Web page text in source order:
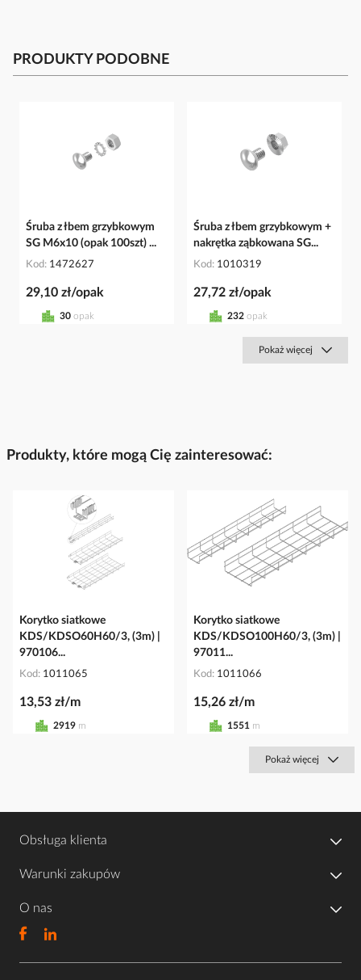
PRODUKTY PODOBNE
Śruba z łbem grzybkowym
SG M6x10 (opak 100szt) ...
Kod 1472627
29,10 zł/opak
30 opak
Śruba z łbem grzybkowym +
nakrętka ząbkowana SG...
Kod 1010319
27,72 zł/opak
232 opak
Pokaż więcej
Produkty, które mogą Cię zainteresować:
Korytko siatkowe
KDS/KDSO60H60/3, (3m) |
970106...
Kod 1011065
13,53 zł/m
2919 m
Korytko siatkowe
KDS/KDSO100H60/3, (3m) |
97011...
Kod 1011066
15,26 zł/m
1551 m
Pokaż więcej
Obsługa klienta
Warunki zakupów
O nas